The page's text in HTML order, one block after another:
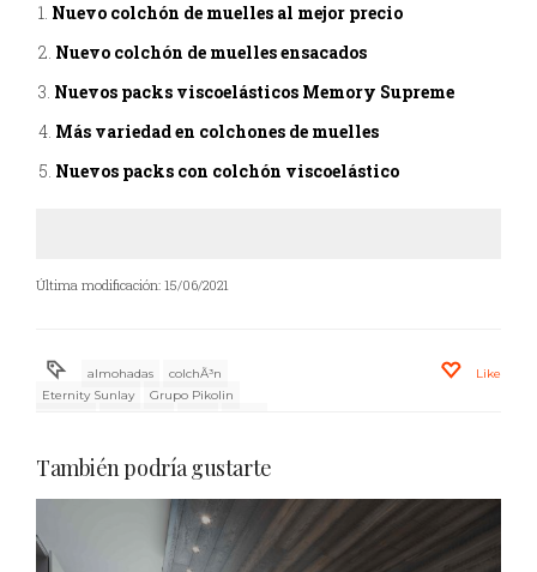
Nuevo colchón de muelles al mejor precio
Nuevo colchón de muelles ensacados
Nuevos packs viscoelásticos Memory Supreme
Más variedad en colchones de muelles
Nuevos packs con colchón viscoelástico
Última modificación: 15/06/2021
almohadas
colchÃ³n
Eternity Sunlay
Grupo Pikolin
Like
También podría gustarte